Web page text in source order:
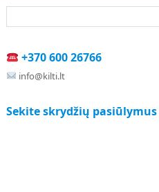
+370 600 26766
info@kilti.lt
Sekite skrydžių